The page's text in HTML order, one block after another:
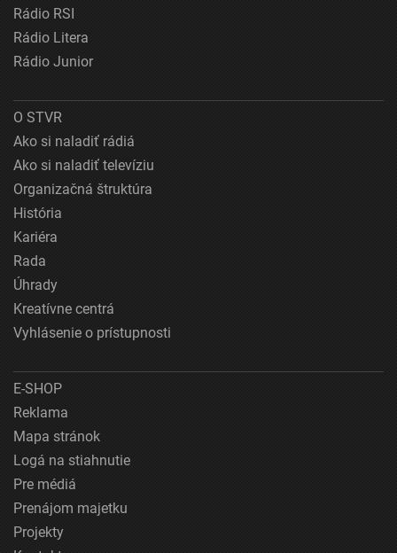
Rádio RSI
Rádio Litera
Rádio Junior
O STVR
Ako si naladiť rádiá
Ako si naladiť televíziu
Organizačná štruktúra
História
Kariéra
Rada
Úhrady
Kreatívne centrá
Vyhlásenie o prístupnosti
E-SHOP
Reklama
Mapa stránok
Logá na stiahnutie
Pre médiá
Prenájom majetku
Projekty